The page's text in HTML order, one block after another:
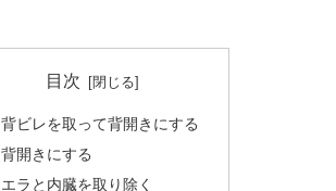
目次
背ビレを取って背開きにする
背開きにする
エラと内臓を取り除く